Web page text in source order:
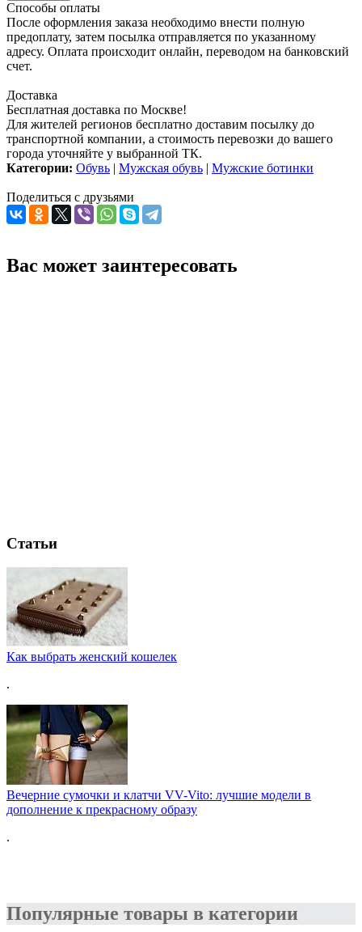
Способы оплаты
После оформления заказа необходимо внести полную
предоплату, затем посылка отправляется по указанному
адресу. Оплата происходит онлайн, переводом на банковский
счет.
Доставка
Бесплатная доставка по Москве!
Для жителей регионов бесплатно доставим посылку до
транспортной компании, а стоимость перевозки до вашего
города уточняйте у выбранной ТК.
Категории: Обувь | Мужская обувь | Мужские ботинки
Поделиться с друзьями
Вас может заинтересовать
Статьи
Как выбрать женский кошелек
.
Вечерние сумочки и клатчи VV-Vito: лучшие модели в
дополнение к прекрасному образу
.
Популярные товары в категории